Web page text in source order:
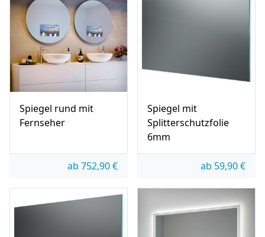
Spiegel rund mit
Fernseher
ab 752,90€
Spiegel mit
Splitterschutzfolie
6mm
ab 59,90€